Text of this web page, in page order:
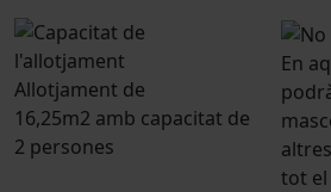
Allotjament de
16,25m2 amb capacitat de
2 persones
En
tot el